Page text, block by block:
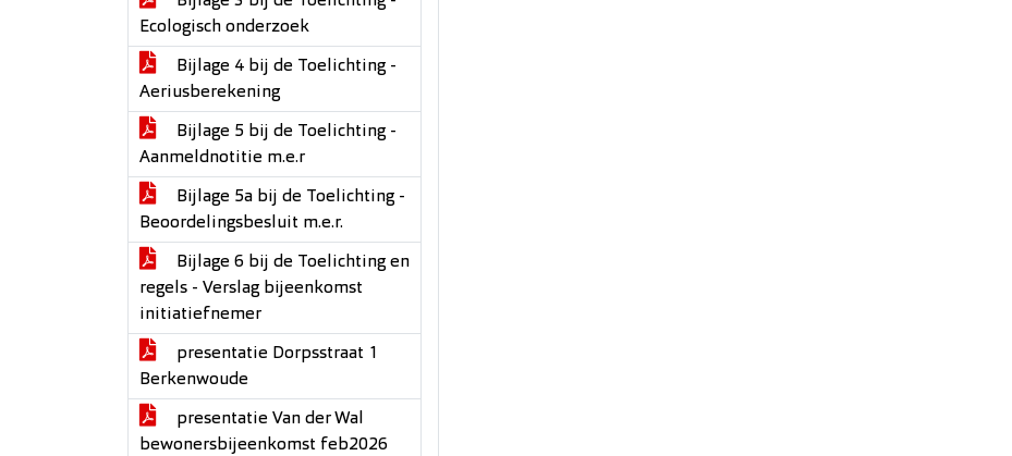
Ecologisch onderzoek
Bijlage 4 bij de Toelichting -
Aeriusberekening
Bijlage 5 bij de Toelichting -
Aanmeldnotitie m.e.r
Bijlage 5a bij de Toelichting -
Beoordelingsbesluit m.e.r.
Bijlage 6 bij de Toelichting en
regels - Verslag bijeenkomst
initiatiefnemer
presentatie Dorpsstraat 1
Berkenwoude
presentatie Van der Wal
bewonersbijeenkomst feb2026